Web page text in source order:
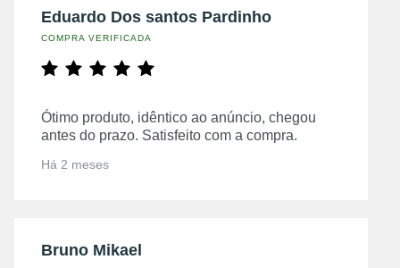
Eduardo Dos santos Pardinho
COMPRA VERIFICADA
Ótimo produto, idêntico ao anúncio, chegou
antes do prazo. Satisfeito com a compra.
Há 2 meses
Bruno Mikael